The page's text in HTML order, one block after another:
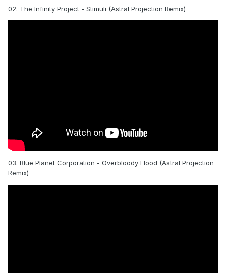
02. The Infinity Project - Stimuli (Astral Projection Remix)
03. Blue Planet Corporation - Overbloody Flood (Astral Projection
Remix)